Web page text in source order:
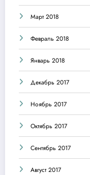
Март 2018
Февраль 2018
Январь 2018
Декабрь 2017
Ноябрь 2017
Октябрь 2017
Сентябрь 2017
Август 2017